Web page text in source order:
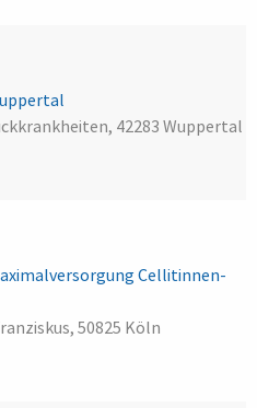
42283 Wuppertal
Cellitinnen-
50825 Köln